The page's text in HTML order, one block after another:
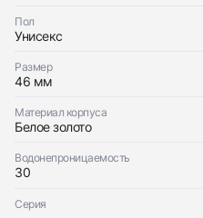
Пол
Унисекс
Размер
46 мм
Материал корпуса
Белое золото
Водонепроницаемость
30
Серия